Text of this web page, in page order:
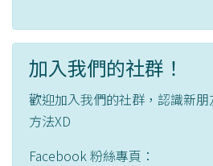
加入我們的社群！
歡迎加入我們的社群，認識新
方法XD
Facebook 粉絲專頁：